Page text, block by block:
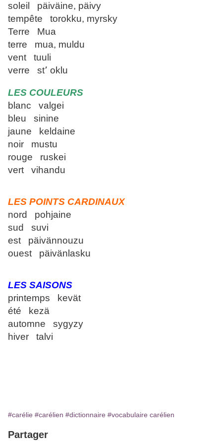
soleil päiväine, päivy
tempête torokku, myrsky
Terre Mua
terre mua, muldu
vent tuuli
verre st՚ oklu
LES COULEURS
blanc valgei
bleu sinine
jaune keldaine
noir mustu
rouge ruskei
vert vihandu
LES POINTS CARDINAUX
nord pohjaine
sud suvi
est päivännouzu
ouest päivänlasku
LES SAISONS
printemps kevät
été kezä
automne sygyzy
hiver talvi
#carélie #carélien #dictionnaire #vocabulaire carélien
Partager